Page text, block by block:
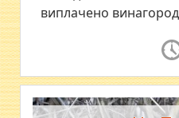
виплачено